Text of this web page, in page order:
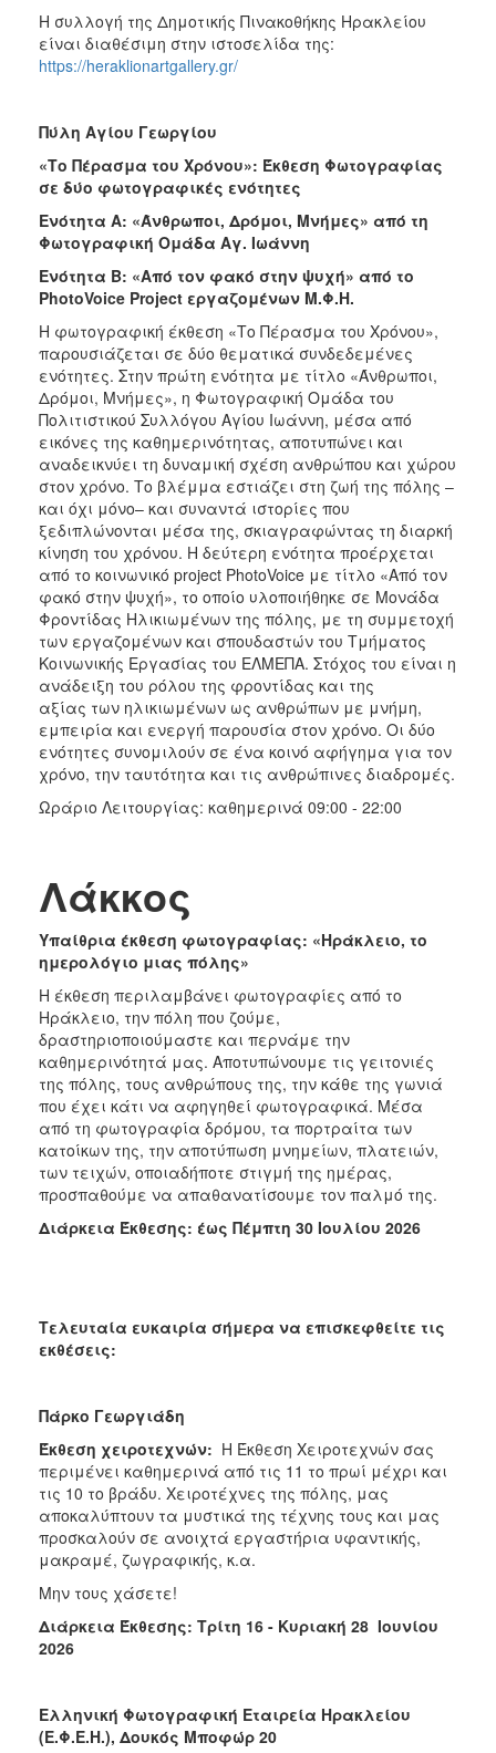
Η συλλογή της Δημοτικής Πινακοθήκης Ηρακλείου
είναι διαθέσιμη στην ιστοσελίδα της:
https://heraklionartgallery.gr/
Πύλη Αγίου Γεωργίου
«Το Πέρασμα του Χρόνου»: Έκθεση Φωτογραφίας
σε δύο φωτογραφικές ενότητες
Ενότητα Α: «Άνθρωποι, Δρόμοι, Μνήμες» από τη
Φωτογραφική Ομάδα Αγ. Ιωάννη
Ενότητα Β: «Από τον φακό στην ψυχή» από το
PhotoVoice Project εργαζομένων Μ.Φ.Η.
Η φωτογραφική έκθεση «Το Πέρασμα του Χρόνου»,
παρουσιάζεται σε δύο θεματικά συνδεδεμένες
ενότητες. Στην πρώτη ενότητα με τίτλο «Άνθρωποι,
Δρόμοι, Μνήμες», η Φωτογραφική Ομάδα του
Πολιτιστικού Συλλόγου Αγίου Ιωάννη, μέσα από
εικόνες της καθημερινότητας, αποτυπώνει και
αναδεικνύει τη δυναμική σχέση ανθρώπου και χώρου
στον χρόνο. Το βλέμμα εστιάζει στη ζωή της πόλης –
και όχι μόνο– και συναντά ιστορίες που
ξεδιπλώνονται μέσα της, σκιαγραφώντας τη διαρκή
κίνηση του χρόνου. Η δεύτερη ενότητα προέρχεται
από το κοινωνικό project PhotoVoice με τίτλο «Από τον
φακό στην ψυχή», το οποίο υλοποιήθηκε σε Μονάδα
Φροντίδας Ηλικιωμένων της πόλης, με τη συμμετοχή
των εργαζομένων και σπουδαστών του Τμήματος
Κοινωνικής Εργασίας του ΕΛΜΕΠΑ. Στόχος του είναι η
ανάδειξη του ρόλου της φροντίδας και της
αξίας των ηλικιωμένων ως ανθρώπων με μνήμη,
εμπειρία και ενεργή παρουσία στον χρόνο. Οι δύο
ενότητες συνομιλούν σε ένα κοινό αφήγημα για τον
χρόνο, την ταυτότητα και τις ανθρώπινες διαδρομές.
Ωράριο Λειτουργίας: καθημερινά 09:00 - 22:00
Λάκκος
Υπαίθρια έκθεση φωτογραφίας: «Ηράκλειο, το
ημερολόγιο μιας πόλης»
Η έκθεση περιλαμβάνει φωτογραφίες από το
Ηράκλειο, την πόλη που ζούμε,
δραστηριοποιούμαστε και περνάμε την
καθημερινότητά μας. Αποτυπώνουμε τις γειτονιές
της πόλης, τους ανθρώπους της, την κάθε της γωνιά
που έχει κάτι να αφηγηθεί φωτογραφικά. Μέσα
από τη φωτογραφία δρόμου, τα πορτραίτα των
κατοίκων της, την αποτύπωση μνημείων, πλατειών,
των τειχών, οποιαδήποτε στιγμή της ημέρας,
προσπαθούμε να απαθανατίσουμε τον παλμό της.
Διάρκεια Έκθεσης: έως Πέμπτη 30 Ιουλίου 2026
Τελευταία ευκαιρία σήμερα να επισκεφθείτε τις
εκθέσεις:
Πάρκο Γεωργιάδη
Έκθεση χειροτεχνών: Η Έκθεση Χειροτεχνών σας
περιμένει καθημερινά από τις 11 το πρωί μέχρι και
τις 10 το βράδυ. Χειροτέχνες της πόλης, μας
αποκαλύπτουν τα μυστικά της τέχνης τους και μας
προσκαλούν σε ανοιχτά εργαστήρια υφαντικής,
μακραμέ, ζωγραφικής, κ.α.
Μην τους χάσετε!
Διάρκεια Έκθεσης: Τρίτη 16 - Κυριακή 28 Ιουνίου
2026
Ελληνική Φωτογραφική Εταιρεία Ηρακλείου
(Ε.Φ.Ε.Η.), Δουκός Μποφώρ 20